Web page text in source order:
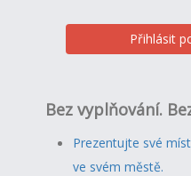
Přihlásit
Bez vyplňování.
Prezentujte své
ve svém městě.